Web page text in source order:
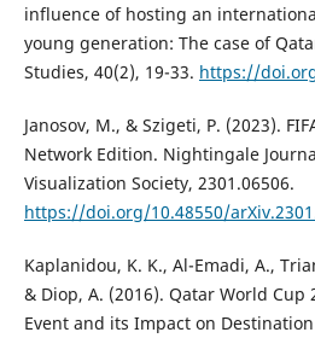
influence of hosting an
young generation: The case of
Studies, 40(2), 19-33. https://
Janosov, M., & Szigeti, P. (2023).
Network Edition. Nightingale
Visualization Society, 2301.06506.
https://doi.org/10.48550/
Kaplanidou, K. K., Al-Emadi, A.,
& Diop, A. (2016). Qatar World Cup
Event and its Impact on